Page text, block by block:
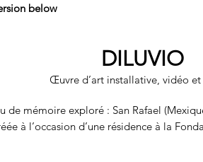
below
DILUVIO
Œuvre d’art installative, vidéo et
de mémoire exploré : San Rafael
à l’occasion d’une résidence à la